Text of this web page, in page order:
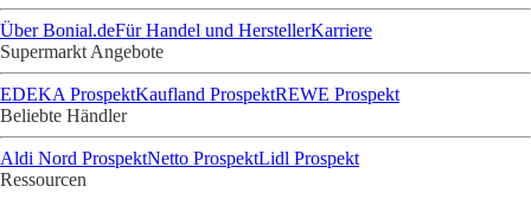
Über Bonial.deFür Handel und HerstellerKarriere
Supermarkt Angebote
EDEKA ProspektKaufland ProspektREWE Prospekt
Beliebte Händler
Aldi Nord ProspektNetto ProspektLidl Prospekt
Ressourcen